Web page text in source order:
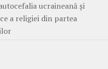
ucraineană și
a religiei din partea